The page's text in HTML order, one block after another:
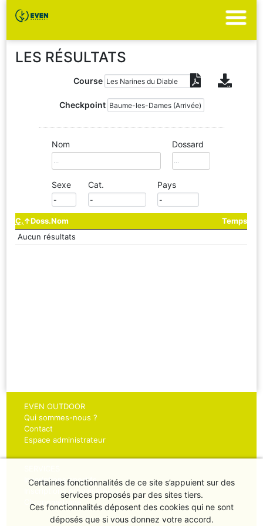
LES RÉSULTATS
Course
Checkpoint
Nom Dossard
Sexe Cat. Pays
C. Doss.Nom
Temps
Aucun résultats
EVEN OUTDOOR
Qui sommes-nous ?
Contact
Espace administrateur
Inscriptions sportifs
Inscriptions organisateurs
Chronométrage
Certaines fonctionnalités de ce site s’appuient sur des
services proposés par des sites tiers.
Ces fonctionnalités déposent des cookies qui ne sont
déposés que si vous donnez votre accord.